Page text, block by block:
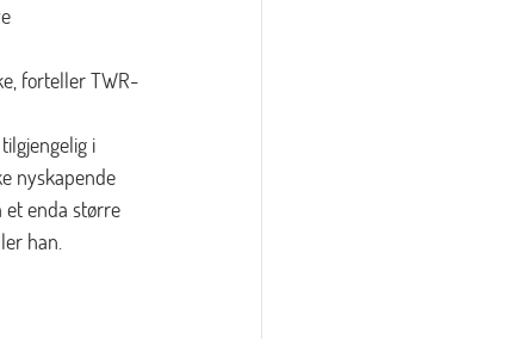
forteller TWR-
i
nyskapende
et enda større
han.